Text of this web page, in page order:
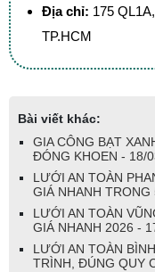
Địa chỉ: 175
TP.HCM
Bài viết khác:
GIA CÔNG BẠT
ĐÓNG KHOEN - 18/
LƯỚI AN TOÀN
GIÁ NHANH
LƯỚI AN TOÀN
GIÁ NHANH 2026 -
LƯỚI AN TOÀN
TRÌNH, ĐÚNG QUY